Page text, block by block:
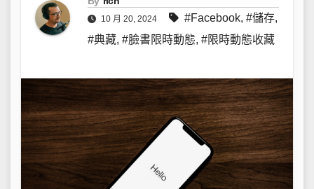
10 月 20, 2024 #Facebook, #儲存,
#典藏, #臉書限時動態, #限時動態收藏